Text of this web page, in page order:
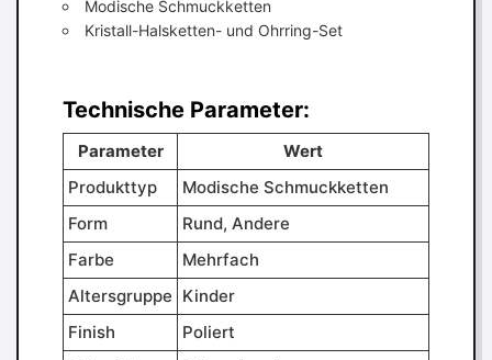
Modische Schmuckketten
Kristall-Halsketten- und Ohrring-Set
Technische Parameter:
Parameter
Wert
Produkttyp
Modische Schmuckketten
Form
Rund, Andere
Farbe
Mehrfach
Altersgruppe Kinder
Finish
Poliert